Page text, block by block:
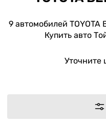
9 автомобилей TOYOTA
Купить авто
Уточните